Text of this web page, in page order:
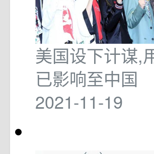
美国设下计谋,
已影响至中国
2021-11-19